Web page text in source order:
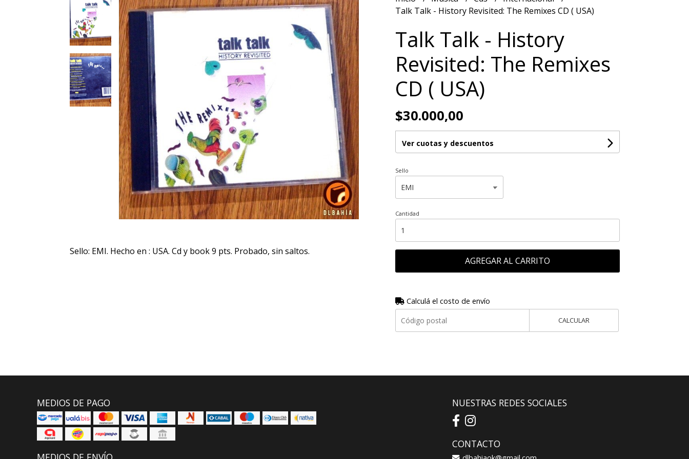
Sello: EMI. Hecho en : USA. Cd y book 9 pts. Probado, sin saltos.
Talk Talk - History Revisited: The Remixes CD ( USA)
Talk Talk - History
Revisited: The Remixes
CD ( USA)
$30.000,00
Ver cuotas y descuentos
Sello
Cantidad
AGREGAR AL CARRITO
Calculá el costo de envío
CALCULAR
MEDIOS DE PAGO NUESTRAS REDES SOCIALES
CONTACTO